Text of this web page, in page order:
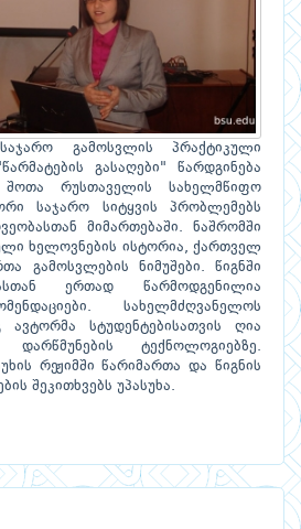
გამოსვლის პრაქტიკული
გასაღები" წარდგინება
შოთა რუსთაველის სახელმწიფო
საჯარო სიტყვის პრობლემებს
მიმართებაში. ნაშრომში
ხელოვნების ისტორია, ქართველ
გამოსვლების ნიმუშები. წიგნში
ერთად წარმოდგენილია
სახელმძღვანელოს
ავტორმა სტუდენტებისათვის ღია
ტექნოლოგიებზე.
რეჟიმში წარიმართა და წიგნის
შეკითხვებს უპასუხა.